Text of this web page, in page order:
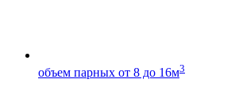
объем парных от 8 до 16м3